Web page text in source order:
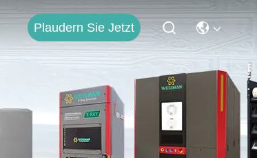
Plaudern Sie Jetzt